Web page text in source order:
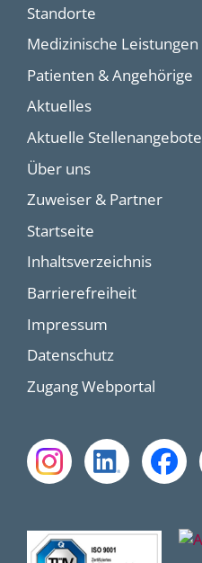
Standorte
Medizinische Leistungen
Patienten & Angehörige
Aktuelles
Aktuelle Stellenangebote
Über uns
Zuweiser & Partner
Startseite
Inhaltsverzeichnis
Barrierefreiheit
Impressum
Datenschutz
Zugang Webportal